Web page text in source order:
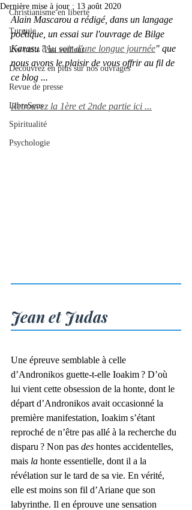
Christianisme en liberté
Turquie
Les nuits d'un veilleur
Découvrez en plus sur nos ouvrages
Revue de presse
LibreSens
Spiritualité
Psychologie
Dernière mise à jour : 13 août 2020
Alain Mascarou a rédigé, dans un langage
poétique, un essai sur l'ouvrage de Bilge
Karasu "Au soir d'une longue journée" que
nous avons le plaisir de vous offrir au fil de
ce blog ...
Retrouvez la 1ère et 2nde partie ici ...
Jean et Judas
Une épreuve semblable à celle
d’Andronikos guette-t-elle Ioakim ? D’où
lui vient cette obsession de la honte, dont le
départ d’Andronikos avait occasionné la
première manifestation, Ioakim s’étant
reproché de n’être pas allé à la recherche du
disparu ? Non pas des hontes accidentelles,
mais la honte essentielle, dont il a la
révélation sur le tard de sa vie. En vérité,
elle est moins son fil d’Ariane que son
labyrinthe. Il en éprouve une sensation